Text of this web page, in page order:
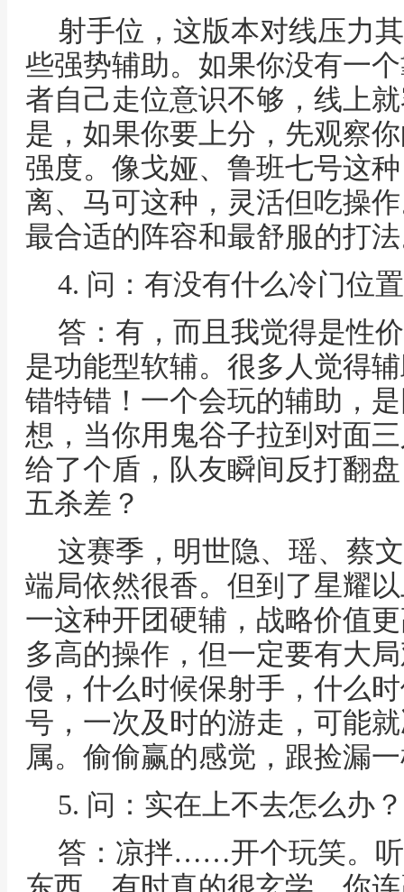
射手位，这版本对线压力
些强势辅助。如果你没有一
者自己走位意识不够，线上
是，如果你要上分，先观察
强度。像戈娅、鲁班七号这
离、马可这种，灵活但吃操
最合适的阵容和最舒服的打
4. 问：有没有什么冷门位
答：有，而且我觉得是性
是功能型软辅。很多人觉得
错特错！一个会玩的辅助，
想，当你用鬼谷子拉到对面
给了个盾，队友瞬间反打翻
五杀差？
这赛季，明世隐、瑶、蔡
端局依然很香。但到了星耀
一这种开团硬辅，战略价值
多高的操作，但一定要有大
侵，什么时候保射手，什么
号，一次及时的游走，可能
属。偷偷赢的感觉，跟捡漏
5. 问：实在上不去怎么办
答：凉拌……开个玩笑。